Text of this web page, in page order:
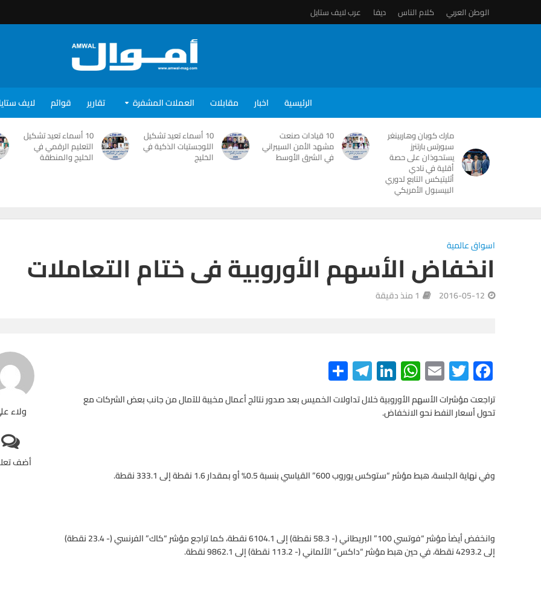
الوطن العربي كلام الناس ديفا عرب لايف ستايل
الرئيسية اخبار مقابلات العملات المشفرة تقارير قوائم لايف
مارك كوبان وهاربينغر
سبورتس بارتنرز
يستحوذان على حصة
أقلية في نادي
أثليتيكس التابع لدوري
البيسبول الأمريكي
10 قيادات صنعت
مشهد الأمن السيبراني
في الشرق الأوسط
10 أسماء تعيد تشكيل
اللوجستيات الذكية في
الخليج
10 أسماء تعيد تشكيل
التعليم الرقمي في
الخليج والمنطقة
اسواق عالمية
انخفاض الأسهم الأوروبية فى ختام التعاملات
2016-05-12 1 منذ دقيقة
ولاء
أضف
F
ac
e
o
k
T
wi
tt
E
m
ail
W
h
at
p
p
Li
n
ke
Te
le
gr
S
h
ar
تراجعت مؤشرات الأسهم الأوروبية خلال تداولات الخميس بعد صدور نتائج أعمال مخيبة للآمال من جانب بعض الشركات مع
تحول أسعار النفط نحو الانخفاض.
وفي نهاية الجلسة، هبط مؤشر “ستوكس يوروب 600” القياسي بنسبة 0.5% أو بمقدار 1.6 نقطة إلى 333.1 نقطة.
وانخفض أيضاً مؤشر “فوتسي 100” البريطاني (- 58.3 نقطة) إلى 6104.1 نقطة، كما تراجع مؤشر “كاك” الفرنسي (- 23.4 نقطة)
إلى 4293.2 نقطة، في حين هبط مؤشر “داكس” الألماني (- 113.2 نقطة) إلى 9862.1 نقطة.